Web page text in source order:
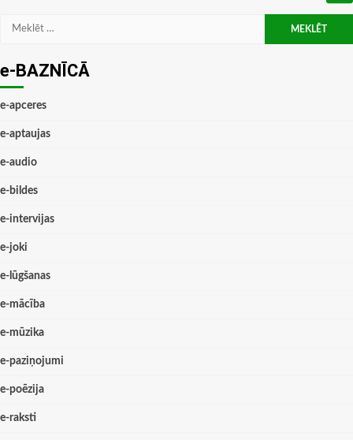
Meklēt:
e-BAZNĪCĀ
e-apceres
e-aptaujas
e-audio
e-bildes
e-intervijas
e-joki
e-lūgšanas
e-mācība
e-mūzika
e-paziņojumi
e-poēzija
e-raksti